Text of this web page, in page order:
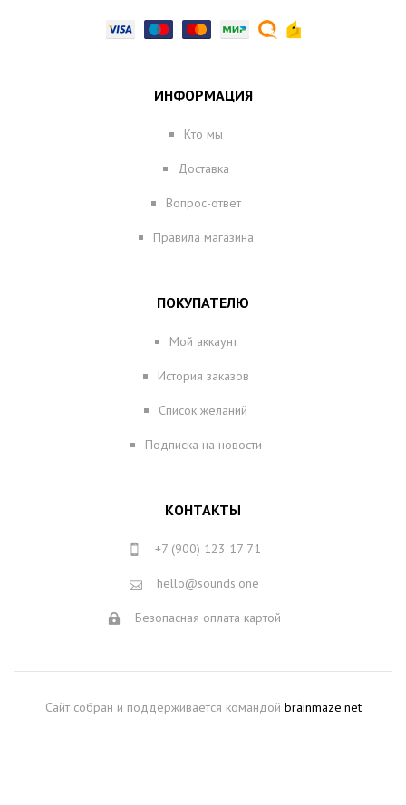
ИНФОРМАЦИЯ
Кто мы
Доставка
Вопрос-ответ
Правила магазина
ПОКУПАТЕЛЮ
Мой аккаунт
История заказов
Список желаний
Подписка на новости
КОНТАКТЫ
+7 (900) 123 17 71
hello@sounds.one
Безопасная оплата картой
Сайт собран и поддерживается командой brainmaze.net